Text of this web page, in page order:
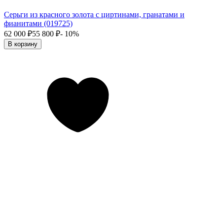
Серьги из красного золота с циртинами, гранатами и
фианитами (019725)
62 000 ₽55 800 ₽- 10%
В корзину